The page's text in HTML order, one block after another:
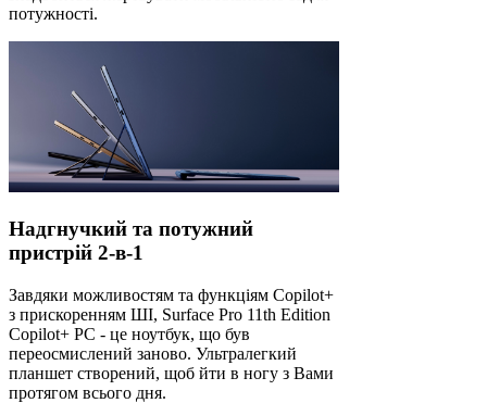
потужності.
Надгнучкий та потужний
пристрій 2-в-1
Завдяки можливостям та функціям Copilot+
з прискоренням ШІ, Surface Pro 11th Edition
Copilot+ PC - це ноутбук, що був
переосмислений заново. Ультралегкий
планшет створений, щоб йти в ногу з Вами
протягом всього дня.